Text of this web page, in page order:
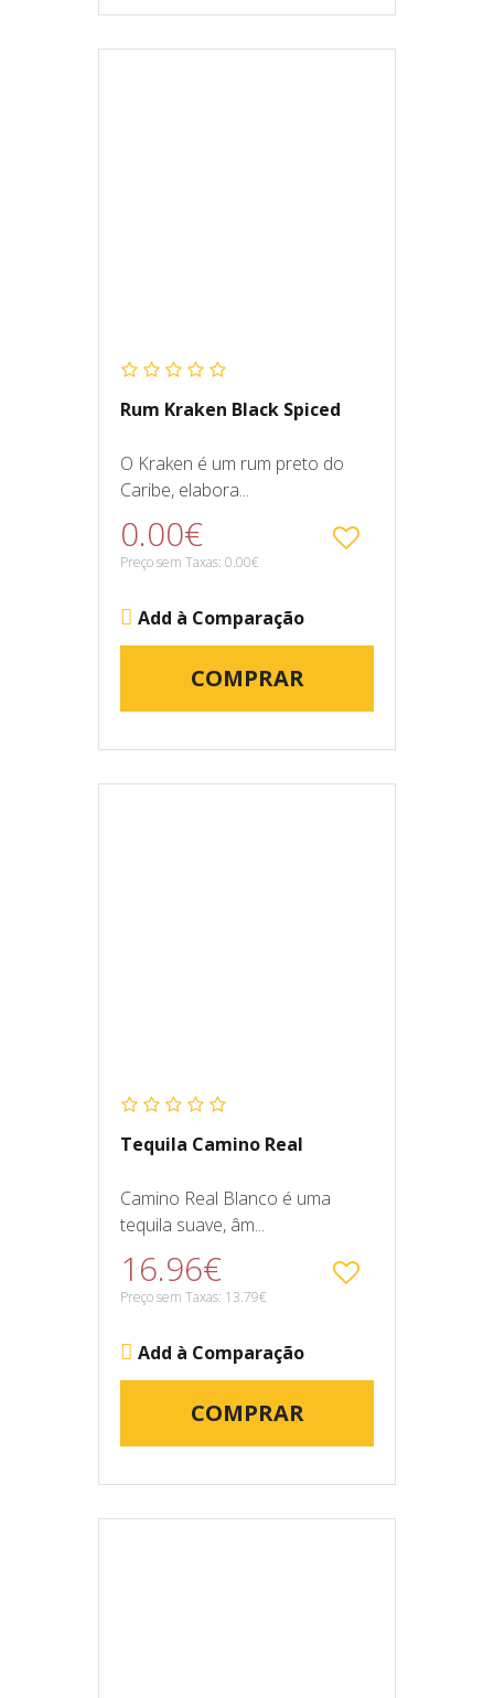
Rum Kraken Black Spiced
O Kraken é um rum preto do
Caribe, elabora...
0.00€
Preço sem Taxas: 0.00€
Add à Comparação
COMPRAR
Tequila Camino Real
Camino Real Blanco é uma
tequila suave, âm...
16.96€
Preço sem Taxas: 13.79€
Add à Comparação
COMPRAR